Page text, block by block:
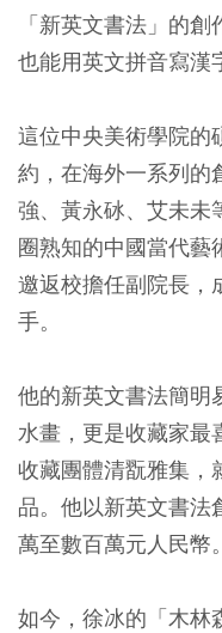
「新英文書法」的
也能用英文拼音寫漢
這位中央美術學院
約，在海外一系列的
強、黃永砅、艾未未
圈熟知的中國當代
邀返校擔任副院長，
手。
他的新英文書法簡明
水畫，更是收藏家最
收藏團體清翫雅集，
品。他以新英文書法
萬至數百萬元人民幣。
如今，徐冰的「木林